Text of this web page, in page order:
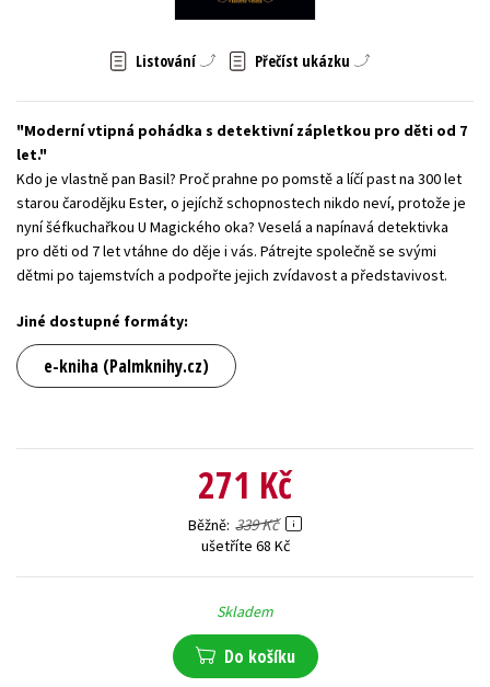
Listování Přečíst ukázku
Moderní vtipná pohádka s detektivní zápletkou pro děti od 7
let.
Kdo je vlastně pan Basil? Proč prahne po pomstě a líčí past na 300 let
starou čarodějku Ester, o jejíchž schopnostech nikdo neví, protože je
nyní šéfkuchařkou U Magického oka? Veselá a napínavá detektivka
pro děti od 7 let vtáhne do děje i vás. Pátrejte společně se svými
dětmi po tajemstvích a podpořte jejich zvídavost a představivost.
Jiné dostupné formáty:
e-kniha (Palmknihy.cz)
271 Kč
Běžně 339 Kč
ušetříte 68 Kč
Skladem
Do košíku